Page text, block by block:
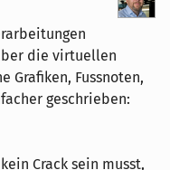
die virtuellen
Grafiken, Fussnoten,
geschrieben:
Crack sein musst,